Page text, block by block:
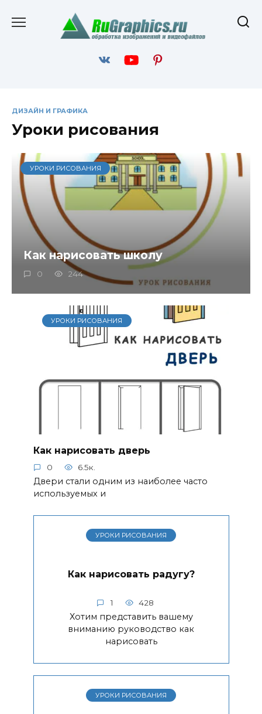
содержанию
ДИЗАЙН И ГРАФИКА
Уроки рисования
УРОКИ РИСОВАНИЯ
Как нарисовать школу
0 244
УРОКИ РИСОВАНИЯ
Как нарисовать дверь
0 6.5к.
Двери стали одним из наиболее часто
используемых и
УРОКИ РИСОВАНИЯ
Как нарисовать радугу?
1 428
Хотим представить вашему
вниманию руководство как
нарисовать
УРОКИ РИСОВАНИЯ